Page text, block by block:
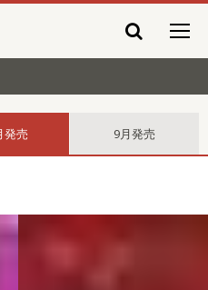
発売 9月発売